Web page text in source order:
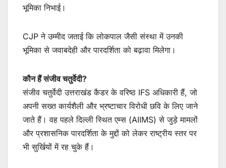
भूमिका निभाई।
CJP ने उम्मीद जताई कि लोकपाल जैसी संस्था में उनकी
भूमिका से जवाबदेही और पारदर्शिता को बढ़ावा मिलेगा।
कौन हैं संजीव चतुर्वेदी?
संजीव चतुर्वेदी उत्तराखंड कैडर के वरिष्ठ IFS अधिकारी हैं, जो
अपनी सख्त कार्यशैली और भ्रष्टाचार विरोधी छवि के लिए जाने
जाते हैं। वह पहले दिल्ली स्थित एम्स (AIIMS) से जुड़े मामलों
और प्रशासनिक पारदर्शिता के मुद्दों को लेकर राष्ट्रीय स्तर पर
भी सुर्खियों में रह चुके हैं।